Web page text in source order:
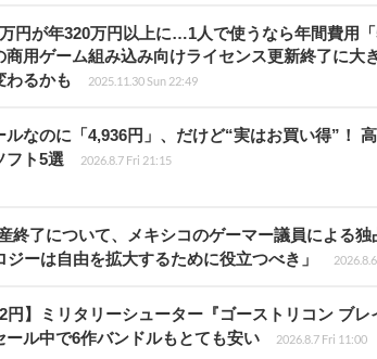
円が年320万円以上に…1人で使うなら年間費用
商用ゲーム組み込み向けライセンス更新終了に
わるかも
2025.11.30 Sun 22:49
ルなのに「4,936円」、だけど“実はお買い得”！
フト5選
2026.8.7 Fri 21:15
終了について、メキシコのゲーマー議員による
ーは自由を拡大するために役立つべき」
円】ミリタリーシューター『ゴーストリコン ブ
ール中で6作バンドルもとても安い
2026.8.7 Fri 11:00